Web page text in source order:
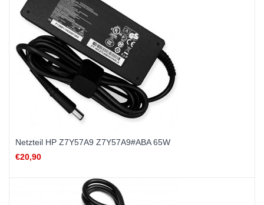
Netzteil HP Z7Y57A9 Z7Y57A9#ABA 65W
€20,90